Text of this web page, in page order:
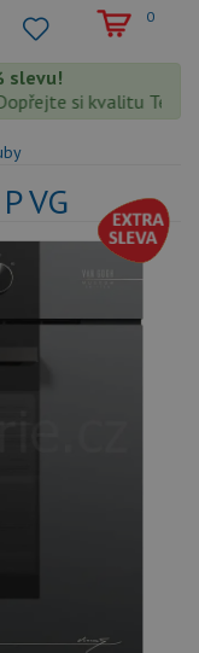
0
slevu!
si kvalitu Teka
VG